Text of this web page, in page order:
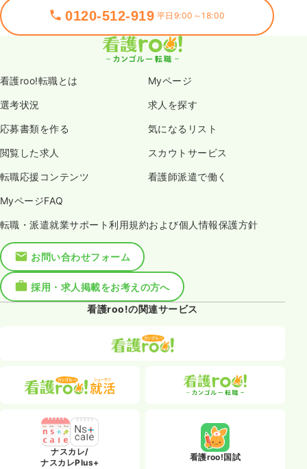
0120-512-919 平日9:00～18:00
看護roo!転職とは Myページ
選考状況 求人を探す
応募書類を作る 気になるリスト
閲覧した求人 スカウトサービス
転職応援コンテンツ 看護師派遣で働く
MyページFAQ
転職・派遣就業サポート利用規約および個人情報保護方針
お問い合わせフォーム
採用・求人掲載をお考えの方へ
看護roo!の関連サービス
ナスカレ/
ナスカレPlus+
看護roo!国試